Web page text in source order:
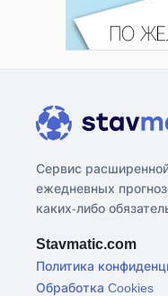
Сервис
ежедневных
каких-либо
Stavmatic.com
Политика
Обработка Cookies